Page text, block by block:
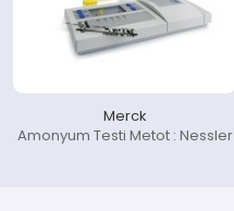
Merck
Amonyum Testi Metot : Nessler